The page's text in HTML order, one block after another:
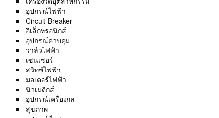
อุปกรณ์ไฟฟ้า
Circuit-Breaker
อิเล็กทรอนิกส์
อุปกรณ์ควบคุม
วาล์วไฟฟ้า
เซนเซอร์
สวิทซ์ไฟฟ้า
มอเตอร์ไฟฟ้า
นิวเมติกส์
อุปกรณ์เครื่องกล
สุขภาพ